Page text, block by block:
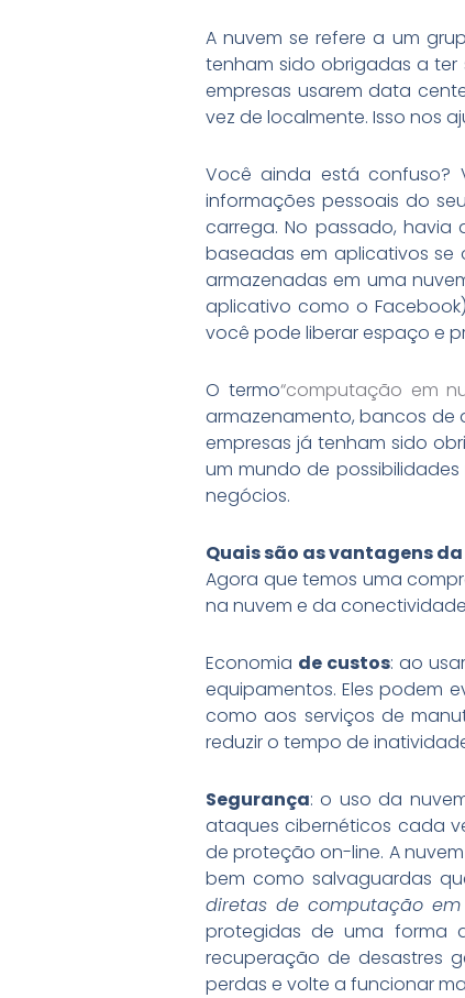
A nuvem se refere a um
tenham sido obrigadas a ter
empresas usarem data
vez de localmente. Isso nos
Você ainda está confuso?
informações pessoais do
carrega. No passado,
baseadas em aplicativos se
armazenadas em uma
aplicativo como o
você pode liberar espaço e
O termo“computação em
armazenamento, bancos de
empresas já tenham sido
um mundo de
negócios.
Quais são as vantagens
Agora que temos uma
na nuvem e da
Economia de custos: ao
equipamentos. Eles podem
como aos serviços de
reduzir o tempo de
Segurança: o uso da
ataques cibernéticos cada
de proteção on-line. A
bem como salvaguardas
diretas de computação
protegidas de uma forma
recuperação de desastres
perdas e volte a funcionar